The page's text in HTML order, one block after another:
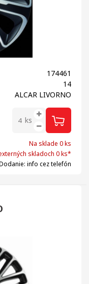
174461
14
ALCAR LIVORNO
ks
Na sklade 0 ks
skladoch 0 ks*
info cez telefón